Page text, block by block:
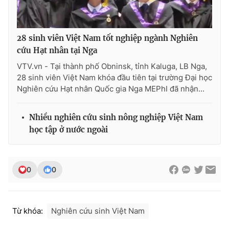
THỜI BÁO VTV
Cơ quan chủ quản:Đài Truyền hình Việt Nam
cấp ngày 29/12/2023
Tổng Biên tập:
Nguyễn Trọng Ninh
28 sinh viên Việt Nam tốt nghiệp ngành Nghiên
cứu Hạt nhân tại Nga
VTV.vn - Tại thành phố Obninsk, tỉnh Kaluga, LB Nga,
28 sinh viên Việt Nam khóa đầu tiên tại trường Đại học
Nghiên cứu Hạt nhân Quốc gia Nga MEPhI đã nhận...
Nhiều nghiên cứu sinh nông nghiệp Việt Nam
học tập ở nước ngoài
0 0
Từ khóa: Nghiên cứu sinh Việt Nam